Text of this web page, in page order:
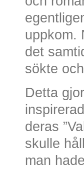
uppkom.
det
sökte
Detta
deras
skulle
man